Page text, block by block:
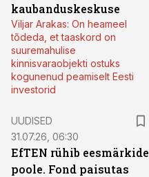
kaubanduskeskuse
Viljar Arakas: On heameel
tõdeda, et taaskord on
suuremahulise
kinnisvaraobjekti ostuks
kogunenud peamiselt Eesti
investorid
UUDISED
31.07.26, 06:30
EfTEN rühib eesmärkide
poole. Fond paisutas